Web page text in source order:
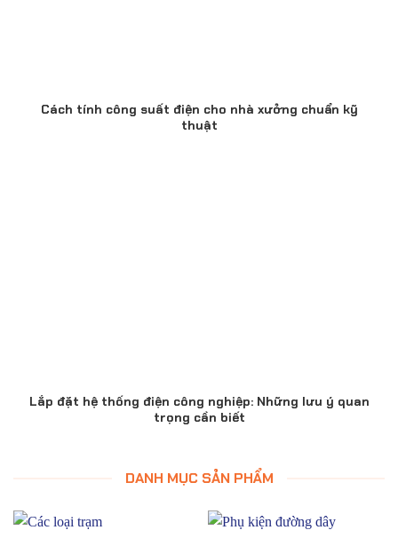
Cách tính công suất điện cho nhà xưởng chuẩn kỹ
thuật
Lắp đặt hệ thống điện công nghiệp: Những lưu ý quan
trọng cần biết
DANH MỤC SẢN PHẨM